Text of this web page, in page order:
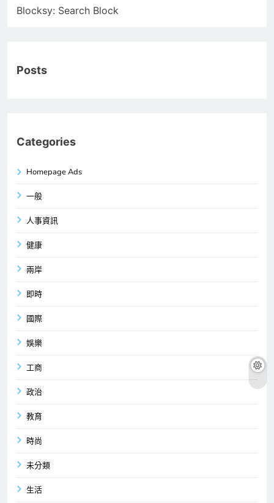
Blocksy: Search Block
Posts
Categories
Homepage Ads
一般
人事資訊
健康
兩岸
即時
國際
娛樂
工商
政治
教育
時尚
未分類
生活